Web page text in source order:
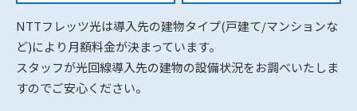
NTTフレッツ光は導入先の建物タイプ(戸建て/マンションな
ど)により月額料金が決まっています。
スタッフが光回線導入先の建物の設備状況をお調べいたしま
すのでご安心ください。